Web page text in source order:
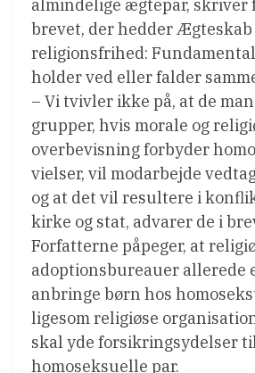
almindelige ægtepar, skriver
brevet, der hedder Ægteskab
religionsfrihed:
holder ved eller falder
– Vi tvivler ikke på, at de
grupper, hvis morale og
overbevisning forbyder
vielser, vil modarbejde
og at det vil resultere i
kirke og stat, advarer de i
Forfatterne påpeger, at
adoptionsbureauer allerede
anbringe børn hos
ligesom religiøse
skal yde forsikringsydelser
homoseksuelle par.